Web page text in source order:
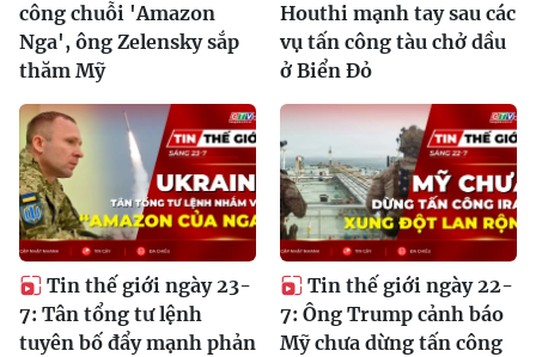
công chuỗi 'Amazon
Nga', ông Zelensky sắp
thăm Mỹ
Houthi mạnh tay sau các
vụ tấn công tàu chở dầu
ở Biển Đỏ
Tin thế giới ngày 23-
7: Tân tổng tư lệnh
tuyên bố đẩy mạnh phản
Tin thế giới ngày 22-
7: Ông Trump cảnh báo
Mỹ chưa dừng tấn công